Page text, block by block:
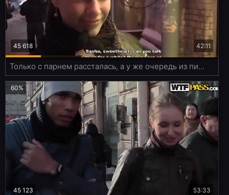
42:11
45 618
Только с парнем рассталась, а у же очередь из пикаперов в сортире собралась
53:33
60%
45 123